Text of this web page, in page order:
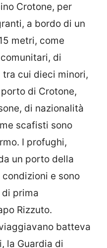
Crotone, per
a bordo di un
metri, come
di
cui dieci minori,
di Crotone,
di nazionalità
scafisti sono
I profughi,
un porto della
e sono
prima
Rizzuto.
batteva
la Guardia di